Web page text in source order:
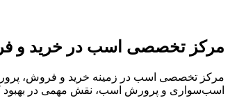
مرکز تخصصی اسب در خرید و
مرکز تخصصی اسب در زمینه خرید و فروش،
اسب‌سواری و پرورش اسب، نقش مهمی در بهبود